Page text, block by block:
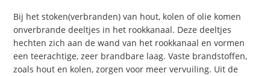
Bij het stoken(verbranden) van hout, kolen of olie komen
onverbrande deeltjes in het rookkanaal. Deze deeltjes
hechten zich aan de wand van het rookkanaal en vormen
een teerachtige, zeer brandbare laag. Vaste brandstoffen,
zoals hout en kolen, zorgen voor meer vervuiling. Uit de